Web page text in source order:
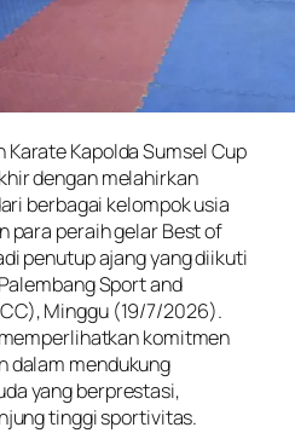
Kapolda Sumsel Cup
dengan melahirkan
berbagai kelompok usia
para peraih gelar Best of
penutup ajang yang diikuti
Sport and
Minggu (19/7/2026).
komitmen
dalam mendukung
yang berprestasi,
tinggi sportivitas.